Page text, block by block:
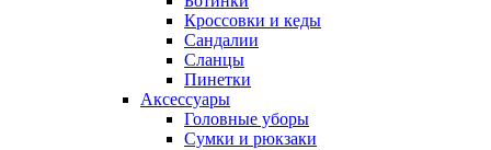
Кроссовки и кеды
Сандалии
Сланцы
Пинетки
Аксессуары
Головные уборы
Сумки и рюкзаки